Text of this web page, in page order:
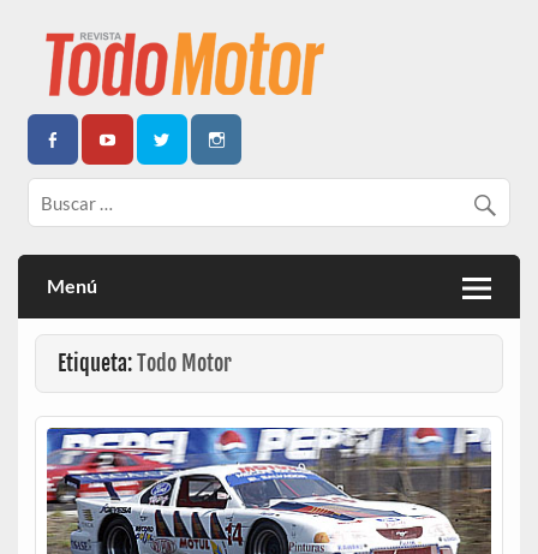
Todo Motor | Centroamérica
Menú
Etiqueta:Todo Motor